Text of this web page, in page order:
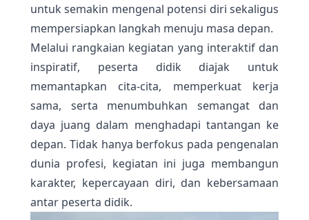
untuk semakin mengenal potensi diri sekaligus
mempersiapkan langkah menuju masa depan.
Melalui rangkaian kegiatan yang interaktif dan
inspiratif, peserta didik diajak untuk
memantapkan cita-cita, memperkuat kerja
sama, serta menumbuhkan semangat dan
daya juang dalam menghadapi tantangan ke
depan. Tidak hanya berfokus pada pengenalan
dunia profesi, kegiatan ini juga membangun
karakter, kepercayaan diri, dan kebersamaan
antar peserta didik.